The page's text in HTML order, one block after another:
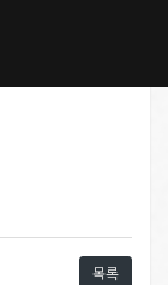
목록